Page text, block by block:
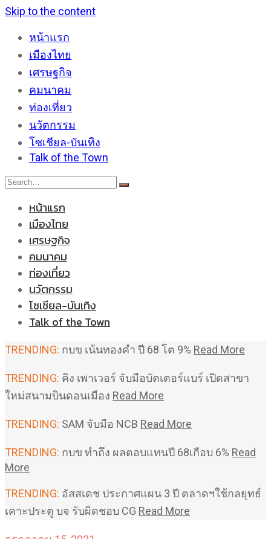
Skip to the content
หน้าแรก
เมืองไทย
เศรษฐกิจ
คมนาคม
ท่องเที่ยว
นวัตกรรม
โซเชียล-บันเทิง
Talk of the Town
หน้าแรก
เมืองไทย
เศรษฐกิจ
คมนาคม
ท่องเที่ยว
นวัตกรรม
โซเชียล-บันเทิง
Talk of the Town
TRENDING: กบข เน้นทองคำ ปี 68 โต 9% Read More
TRENDING: คิง เพาเวอร์ จับมือบัตเตอร์แบร์ เปิดสาขา
ใหม่สนามบินดอนเมือง Read More
TRENDING: SAM จับมือ NCB Read More
TRENDING: กบข ทำถึง ผลตอบแทนปี 68เกือบ 6% Read
More
TRENDING: อัสสเดช ประกาศแผน 3 ปี ตลาดฯใช้กลยุทธ์
เคาะประตู บจ รับผิดชอบ CG Read More